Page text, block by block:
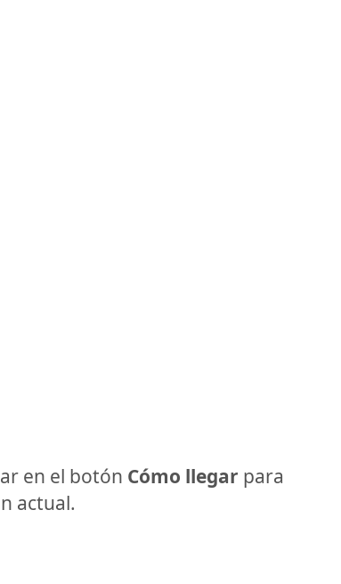
en el botón Cómo llegar para
actual.